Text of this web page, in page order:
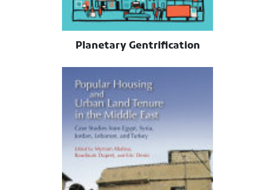
Planetary Gentrification